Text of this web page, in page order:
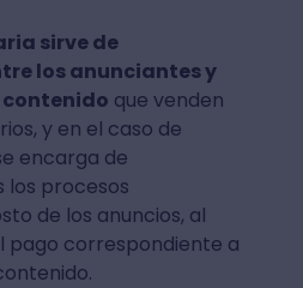
sirve de
los anunciantes y
contenido que venden
y en el caso de
encarga de
los procesos
de los anuncios, al
pago correspondiente a